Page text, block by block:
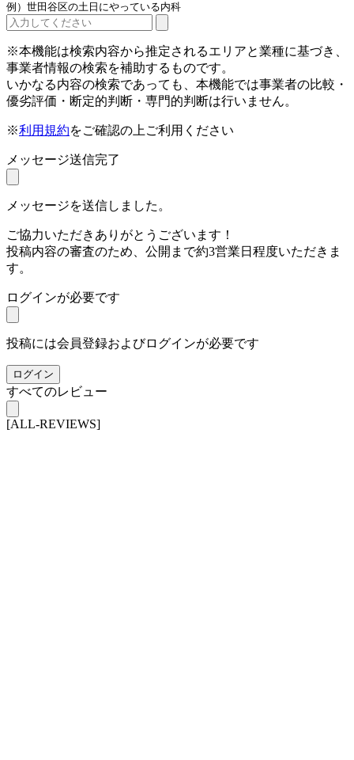
例）世田谷区の土日にやっている内科
※本機能は検索内容から推定されるエリアと業種に基づき、
事業者情報の検索を補助するものです。
いかなる内容の検索であっても、本機能では事業者の比較・
優劣評価・断定的判断・専門的判断は行いません。
※利用規約をご確認の上ご利用ください
メッセージ送信完了
メッセージを送信しました。
ご協力いただきありがとうございます！
投稿内容の審査のため、公開まで約3営業日程度いただきま
す。
ログインが必要です
投稿には会員登録およびログインが必要です
ログイン
すべてのレビュー
[ALL-REVIEWS]